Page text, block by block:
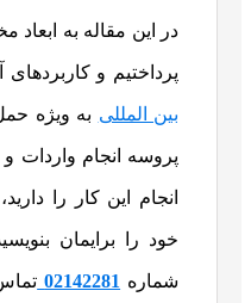
در این مقاله به
پرداختیم و
بین المللی به ویژه
پروسه انجام واردات
انجام این کار را
خود را برایمان
شماره 02142281